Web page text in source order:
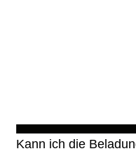
Kann ich die